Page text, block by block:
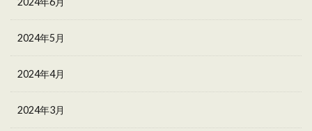
2024年5月
2024年4月
2024年3月